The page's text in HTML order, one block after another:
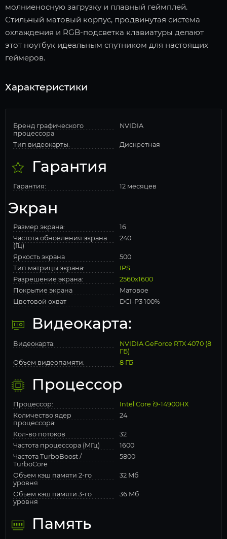
молниеносную загрузку и плавный геймплей.
Стильный матовый корпус, продвинутая система
охлаждения и RGB-подсветка клавиатуры делают
этот ноутбук идеальным спутником для настоящих
геймеров.
Характеристики
Бренд графического
процессора
NVIDIA
Тип видеокарты: Дискретная
Гарантия
Гарантия: 12 месяцев
Экран
Размер экрана:
16
Частота обновления экрана
(Гц)
240
Яркость экрана
500
Тип матрицы экрана:
IPS
Разрешение экрана:
2560x1600
Покрытие экрана
Матовое
Цветовой охват
DCI-P3 100%
Видеокарта:
Видеокарта:
NVIDIA GeForce RTX 4070 (8
ГБ)
Объем видеопамяти:
8 ГБ
Процессор
Процессор:
Intel Core i9-14900HX
Количество ядер
процессора:
24
Кол-во потоков
32
Частота процессора (МГц)
1600
Частота TurboBoost /
TurboCore
5800
Объем кэш памяти 2-го
уровня
32 Мб
Объем кэш памяти 3-го
уровня
36 Мб
Память